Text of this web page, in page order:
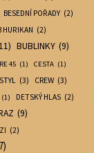
BESEDNÍ POŘADY (2)
HURIKAN (2)
BUBLINKY (9)
45 (1) CESTA (1)
(3) CREW (3)
(1) DETSKÝ HLAS (2)
(9)
(2)